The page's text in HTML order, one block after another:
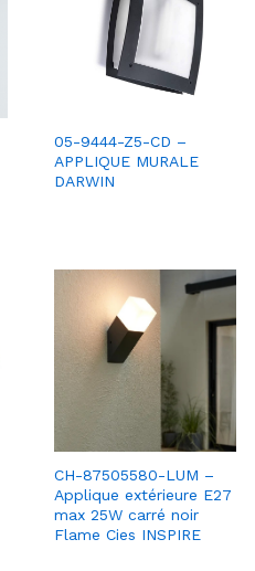
05-9444-Z5-CD –
APPLIQUE MURALE
DARWIN
CH-87505580-LUM –
Applique extérieure E27
max 25W carré noir
Flame Cies INSPIRE